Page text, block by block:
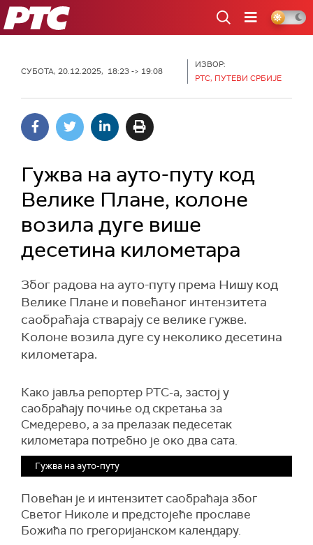
РТС
СУБОТА, 20.12.2025, 18:23 -> 19:08
ИЗВОР:
РТС, ПУТЕВИ СРБИЈЕ
Гужва на ауто-путу код
Велике Плане, колоне
возила дуге више
десетина километара
Због радова на ауто-путу према Нишу код
Велике Плане и повећаног интензитета
саобраћаја стварају се велике гужве.
Колоне возила дуге су неколико десетина
километара.
Како јавља репортер РТС-а, застој у
саобраћају почиње од скретања за
Смедерево, а за прелазак педесетак
километара потребно је око два сата.
Гужва на ауто-путу
Повећан је и интензитет саобраћаја због
Светог Николе и предстојеће прославе
Божића по грегоријанском календару.